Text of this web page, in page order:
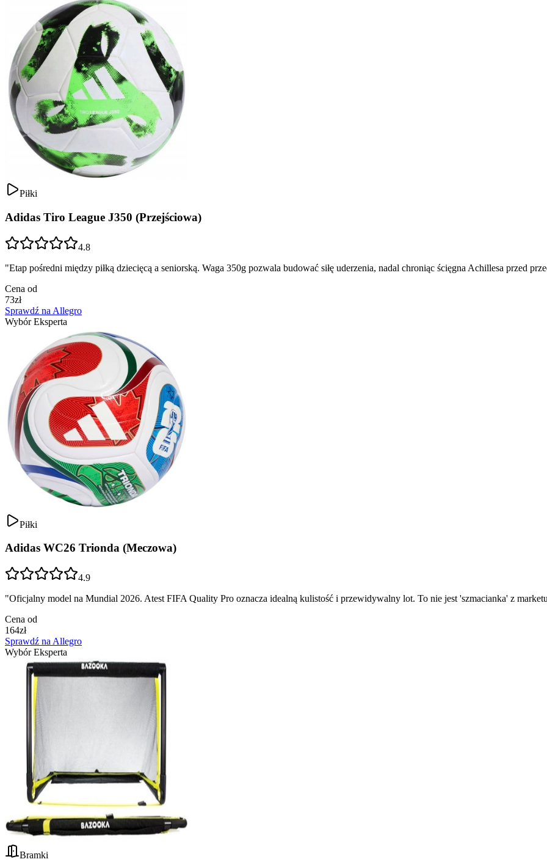
Piłki
Adidas Tiro League J350 (Przejściowa)
4.8
"Etap pośredni między piłką dziecięcą a seniorską. Waga 350g pozwala budować siłę uderzenia, nadal chroniąc ścięgna Achillesa przed
Cena od
73zł
Sprawdź na Allegro
Wybór Eksperta
Piłki
Adidas WC26 Trionda (Meczowa)
4.9
"Oficjalny model na Mundial 2026. Atest FIFA Quality Pro oznacza idealną kulistość i przewidywalny lot. To nie jest 'szmacianka' z
Cena od
164zł
Sprawdź na Allegro
Wybór Eksperta
Bramki